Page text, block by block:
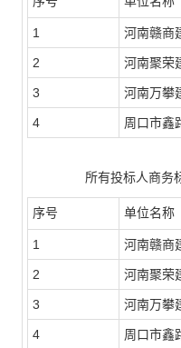
1 河南赣商
2 河南聚荣
3 河南万攀
4 周口市鑫
所有投标人商务
序号 单位名称
1 河南赣商
2 河南聚荣
3 河南万攀
4 周口市鑫